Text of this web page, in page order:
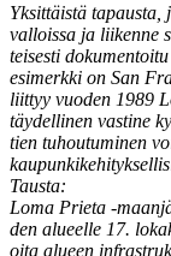
Yksit­täistä
val­lois­sa ja liikenne
teis­es­ti
esimerk­ki on San
liit­tyy vuo­den 1989
täy­delli­nen vas­tine
tien tuhou­tu­mi­nen
Taus­ta:
Loma Pri­eta
den alueelle 17.
oi­ta alueen